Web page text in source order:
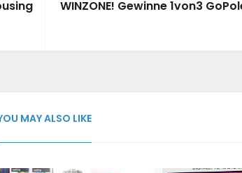
WINZONE! Gewinne 1von3
MAY ALSO LIKE